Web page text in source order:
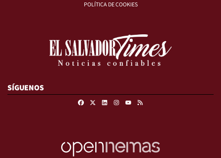
POLÍTICA DE COOKIES
SÍGUENOS
FacebookLinkedinInstagram